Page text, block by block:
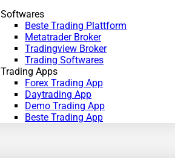
Softwares
Beste Trading Plattform
Metatrader Broker
Tradingview Broker
Trading Softwares
Trading Apps
Forex Trading App
Daytrading App
Demo Trading App
Beste Trading App